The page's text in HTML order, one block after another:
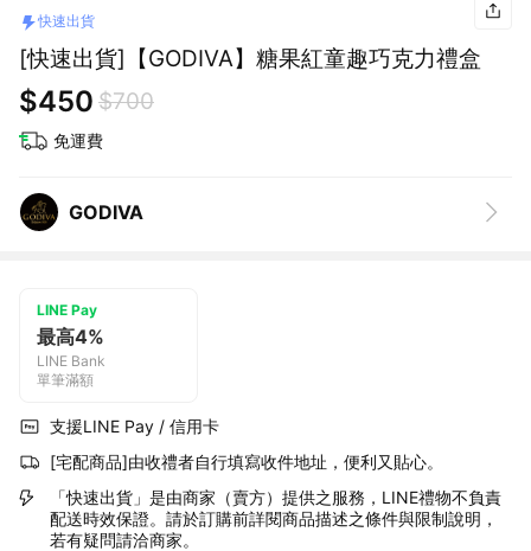
快速出貨
[快速出貨]【GODIVA】糖果紅童趣巧克力禮盒
$450 $700
免運費
GODIVA
LINE Pay
最高4%
LINE Bank
單筆滿額
支援LINE Pay / 信用卡
[宅配商品]由收禮者自行填寫收件地址，便利又貼心。
「快速出貨」是由商家（賣方）提供之服務，LINE禮物不負責
配送時效保證。請於訂購前詳閱商品描述之條件與限制說明，
若有疑問請洽商家。